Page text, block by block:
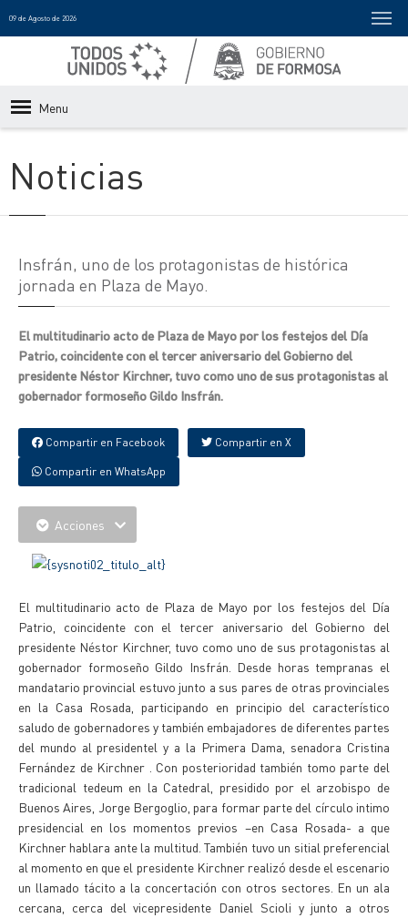
09 de Agosto de 2026
Menu
Noticias
Insfrán, uno de los protagonistas de histórica
jornada en Plaza de Mayo.
El multitudinario acto de Plaza de Mayo por los festejos del Día
Patrio, coincidente con el tercer aniversario del Gobierno del
presidente Néstor Kirchner, tuvo como uno de sus protagonistas al
gobernador formoseño Gildo Insfrán.
Compartir en Facebook Compartir en X
Compartir en WhatsApp
Acciones
El multitudinario acto de Plaza de Mayo por los festejos del Día
Patrio, coincidente con el tercer aniversario del Gobierno del
presidente Néstor Kirchner, tuvo como uno de sus protagonistas al
gobernador formoseño Gildo Insfrán. Desde horas tempranas el
mandatario provincial estuvo junto a sus pares de otras provinciales
en la Casa Rosada, participando en principio del característico
saludo de gobernadores y también embajadores de diferentes partes
del mundo al presidentel y a la Primera Dama, senadora Cristina
Fernández de Kirchner . Con posterioridad también tomo parte del
tradicional tedeum en la Catedral, presidido por el arzobispo de
Buenos Aires, Jorge Bergoglio, para formar parte del círculo intimo
presidencial en los momentos previos –en Casa Rosada- a que
Kirchner hablara ante la multitud. También tuvo un sitial preferencial
al momento en que el presidente Kirchner realizó desde el escenario
un llamado tácito a la concertación con otros sectores. En un ala
cercana, cerca del vicepresidente Daniel Scioli y junto a otros